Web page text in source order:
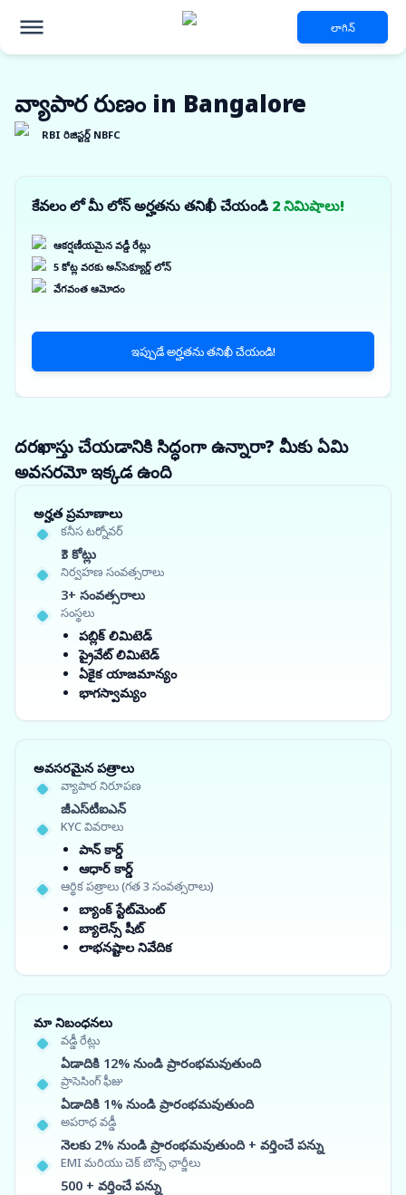
లాగిన్
వ్యాపార రుణం in Bangalore
RBI రిజిస్టర్డ్ NBFC
కేవలం లో మీ లోన్ అర్హతను తనిఖీ చేయండి 2 నిమిషాలు!
ఆకర్షణీయమైన వడ్డీ రేట్లు
5 కోట్ల వరకు అన్‌సెక్యూర్డ్ లోన్
వేగవంత ఆమోదం
ఇప్పుడే అర్హతను తనిఖీ చేయండి!
దరఖాస్తు చేయడానికి సిద్ధంగా ఉన్నారా? మీకు ఏమి
అవసరమో ఇక్కడ ఉంది
అర్హత ప్రమాణాలు
కనీస టర్నోవర్
₹3 కోట్లు
నిర్వహణ సంవత్సరాలు
3+ సంవత్సరాలు
సంస్థలు
పబ్లిక్ లిమిటెడ్
ప్రైవేట్ లిమిటెడ్
ఏకైక యాజమాన్యం
భాగస్వామ్యం
అవసరమైన పత్రాలు
వ్యాపార నిరూపణ
జీఎస్‌టీఐఎన్
KYC వివరాలు
పాన్ కార్డ్
ఆధార్ కార్డ్
ఆర్థిక పత్రాలు (గత 3 సంవత్సరాలు)
బ్యాంక్ స్టేట్‌మెంట్
బ్యాలెన్స్ షీట్
లాభనష్టాల నివేదిక
మా నిబంధనలు
వడ్డీ రేట్లు
ఏడాదికి 12% నుండి ప్రారంభమవుతుంది
ప్రాసెసింగ్ ఫీజు
ఏడాదికి 1% నుండి ప్రారంభమవుతుంది
అపరాధ వడ్డీ
నెలకు 2% నుండి ప్రారంభమవుతుంది + వర్తించే పన్ను
EMI మరియు చెక్ బౌన్స్ ఛార్జీలు
500 + వర్తించే పన్ను